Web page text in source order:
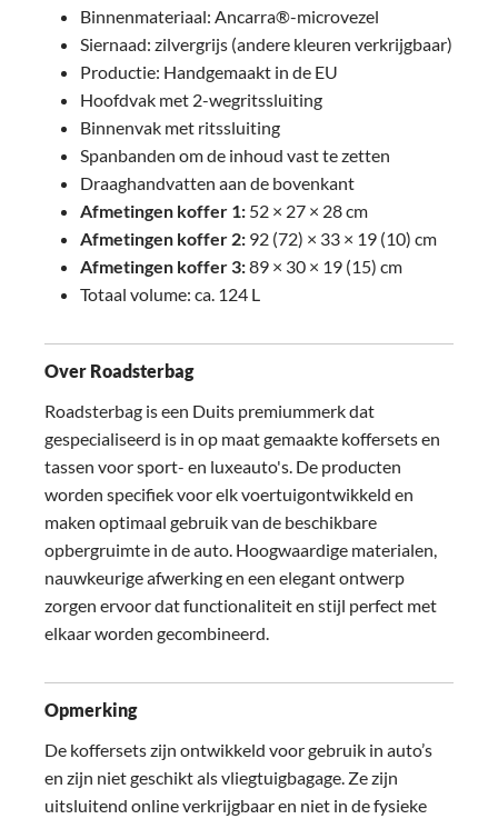
Binnenmateriaal: Ancarra®-microvezel
Siernaad: zilvergrijs (andere kleuren verkrijgbaar)
Productie: Handgemaakt in de EU
Hoofdvak met 2-wegritssluiting
Binnenvak met ritssluiting
Spanbanden om de inhoud vast te zetten
Draaghandvatten aan de bovenkant
Afmetingen koffer 1: 52 × 27 × 28 cm
Afmetingen koffer 2: 92 (72) × 33 × 19 (10) cm
Afmetingen koffer 3:89 × 30 × 19 (15) cm
Totaal volume: ca. 124 L
Over Roadsterbag
Roadsterbag is een Duits premiummerk dat
gespecialiseerd is in op maat gemaakte koffersets en
tassen voor sport- en luxeauto's. De producten
worden specifiek voor elk voertuigontwikkeld en
maken optimaal gebruik van de beschikbare
opbergruimte in de auto. Hoogwaardige materialen,
nauwkeurige afwerking en een elegant ontwerp
zorgen ervoor dat functionaliteit en stijl perfect met
elkaar worden gecombineerd.
Opmerking
De koffersets zijn ontwikkeld voor gebruik in auto’s
en zijn niet geschikt als vliegtuigbagage. Ze zijn
uitsluitend online verkrijgbaar en niet in de fysieke